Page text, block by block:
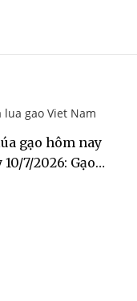
gạo hôm nay
10/7/2026: Gạo